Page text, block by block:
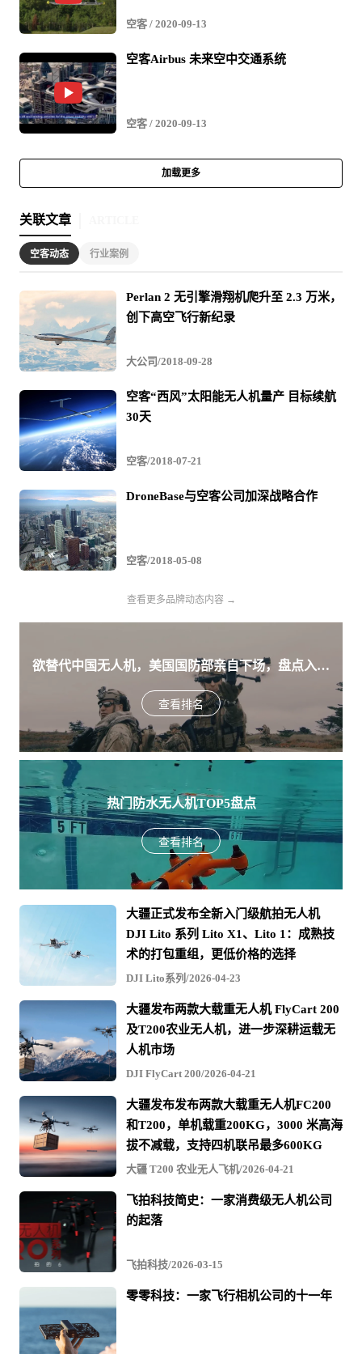
空客 / 2020-09-13
空客Airbus 未来空中交通系统
空客 / 2020-09-13
加载更多
关联文章
空客动态 行业案例
Perlan 2 无引擎滑翔机爬升至 2.3 万米，
创下高空飞行新纪录
大公司/2018-09-28
空客“西风”太阳能无人机量产 目标续航
30天
空客/2018-07-21
DroneBase与空客公司加深战略合作
空客/2018-05-08
查看更多品牌动态内容 →
欲替代中国无人机，美国国防部亲自下场，盘点入围
美军SRR项目的五款无人机
查看排名
热门防水无人机TOP5盘点
查看排名
大疆正式发布全新入门级航拍无人机
DJI Lito 系列 Lito X1、Lito 1：成熟技
术的打包重组，更低价格的选择
DJI Lito系列/2026-04-23
大疆发布两款大载重无人机 FlyCart 200
及T200农业无人机，进一步深耕运载无
人机市场
DJI FlyCart 200/2026-04-21
大疆发布发布两款大载重无人机FC200
和T200，单机载重200KG，3000 米高海
拔不减载，支持四机联吊最多600KG
大疆 T200 农业无人飞机/2026-04-21
飞拍科技简史：一家消费级无人机公司
的起落
飞拍科技/2026-03-15
零零科技：一家飞行相机公司的十一年